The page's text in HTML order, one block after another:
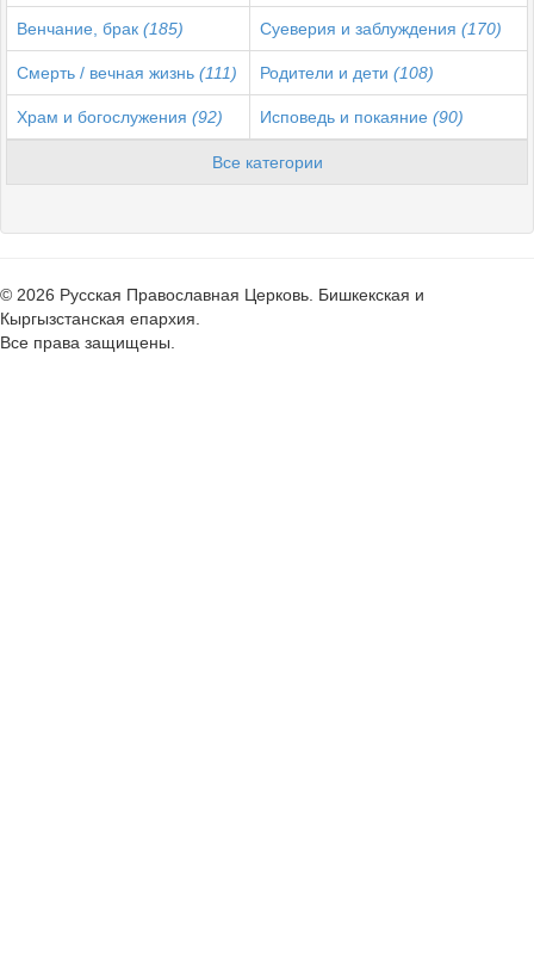
Венчание, брак (185) Суеверия и заблуждения (170)
Смерть / вечная жизнь (111) Родители и дети (108)
Храм и богослужения (92) Исповедь и покаяние (90)
Все категории
© 2026 Русская Православная Церковь. Бишкекская и
Кыргызстанская епархия.
Все права защищены.